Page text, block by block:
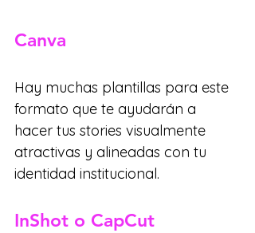
Canva
Hay muchas plantillas para este
formato que te ayudarán a
hacer tus stories visualmente
atractivas y alineadas con tu
identidad institucional.
InShot o CapCut